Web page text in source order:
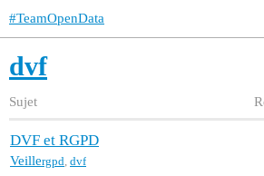
#TeamOpenData
dvf
Sujet
DVF et RGPD
Veillergpd dvf